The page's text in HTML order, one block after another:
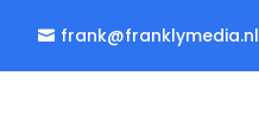
 frank@franklymedia.nl